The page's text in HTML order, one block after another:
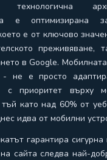
технологична
е оптимизирана
е от ключово
преживяване,
в Google.
- не е просто
с приоритет върху
като над 60% от
идва от мобилни
гарантира сигурна
сайта следва най-